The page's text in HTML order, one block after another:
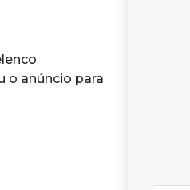
o anúncio para